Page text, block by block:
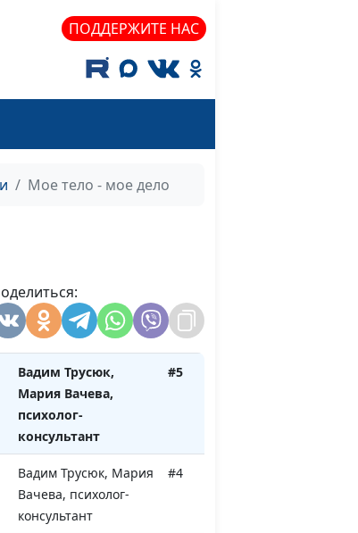
ПОДДЕРЖИТЕ НАС
Мое тело - мое дело
священнослужитель
Вадим Трусюк, Вадим
священнослужитель
Кочкарёв,
священнослужитель
Вадим Трусюк, Мария
Вачева, психолог-
консультант
Вадим Трусюк,
Мария Вачева,
психолог-
консультант
#5
Вадим Трусюк, Мария
Вачева, психолог-
консультант
#4